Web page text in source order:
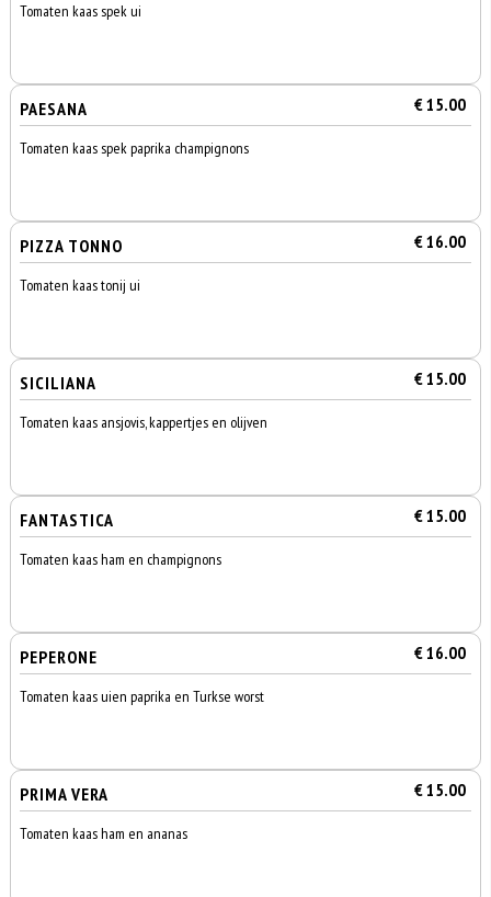
Tomaten kaas spek ui
PAESANA € 15.00
Tomaten kaas spek paprika champignons
PIZZA TONNO € 16.00
Tomaten kaas tonij ui
SICILIANA € 15.00
Tomaten kaas ansjovis, kappertjes en olijven
FANTASTICA € 15.00
Tomaten kaas ham en champignons
PEPERONE € 16.00
Tomaten kaas uien paprika en Turkse worst
PRIMA VERA € 15.00
Tomaten kaas ham en ananas